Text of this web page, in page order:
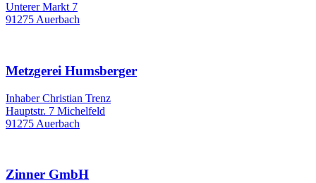
Unterer Markt 7
91275 Auerbach
Metzgerei Humsberger
Inhaber Christian Trenz
Hauptstr. 7 Michelfeld
91275 Auerbach
Zinner GmbH